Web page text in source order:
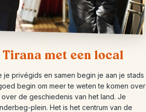
Tirana met een local
je privégids en samen begin je aan je stads
begin om meer te weten te komen over
de geschiedenis van het land. Je
plein. Het is het centrum van de